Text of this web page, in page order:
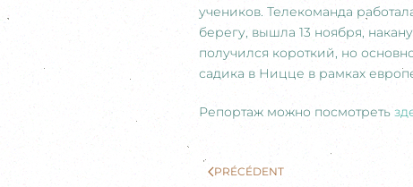
учеников. Телекоманда
берегу, вышла 13 ноября,
получился короткий, но
садика в Ницце в рамках
Репортаж можно посмотреть
PRÉCÉDENT